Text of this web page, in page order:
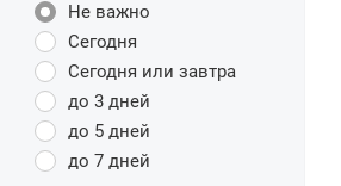
Не важно
Сегодня
Сегодня или завтра
до 3 дней
до 5 дней
до 7 дней